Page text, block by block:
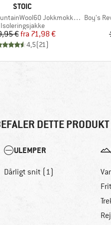
MÆRKE
STOIC
JokkmokkSt. Hybrid Hoody
Produktgruppe
Isoleringsjakke
Pris
€ Nedsat pris
fra 71,98 €
4,5(21)
Artikel
Boy's
DETTE PRODUKT
ULEMPER
Dårligt snit (1)